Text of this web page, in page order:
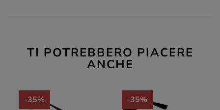
TI POTREBBERO PIACERE
ANCHE
-35% -35%